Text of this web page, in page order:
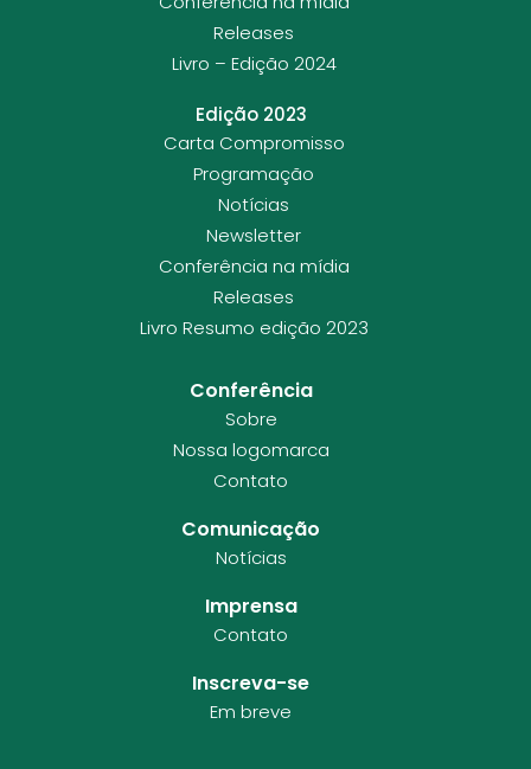
Releases
Livro – Edição 2024
Edição 2023
Carta Compromisso
Programação
Notícias
Newsletter
Conferência na mídia
Releases
Livro Resumo edição 2023
Conferência
Sobre
Nossa logomarca
Contato
Comunicação
Notícias
Imprensa
Contato
Inscreva-se
Em breve